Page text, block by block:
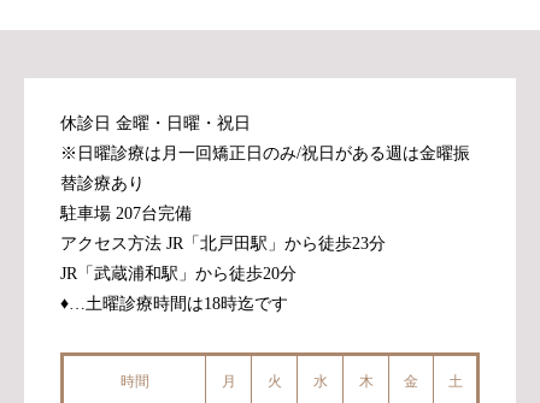
休診日 金曜・日曜・祝日
※日曜診療は月一回矯正日のみ/祝日がある週は金曜振
替診療あり
駐車場 207台完備
アクセス方法 JR「北戸田駅」から徒歩23分
JR「武蔵浦和駅」から徒歩20分
♦︎…土曜診療時間は18時迄です
時間 月 火 水 木 金 土